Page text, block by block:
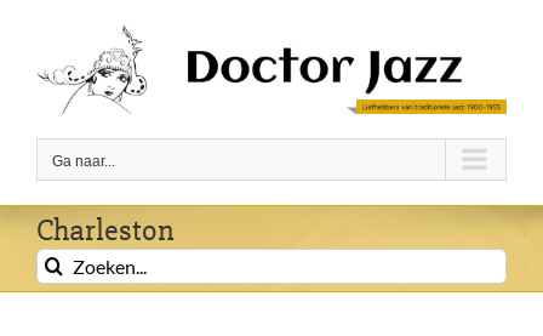
inhoud
Ga naar...
Charleston
Zoeken
naar: